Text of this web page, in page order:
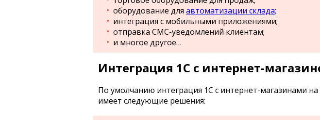
оборудование для автоматизации склада;
интеграция с мобильными приложениями;
отправка СМС-уведомлений клиентам;
и многое другое…
Интеграция 1С с интернет-
По умолчанию интеграция 1C с интернет-магазинами на
имеет следующие решения: